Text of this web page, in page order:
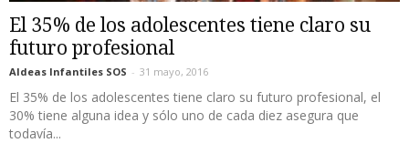
El 35% de los adolescentes tiene claro su
futuro profesional
Aldeas Infantiles SOS - 31 mayo, 2016
El 35% de los adolescentes tiene claro su futuro profesional, el
30% tiene alguna idea y sólo uno de cada diez asegura que
todavía...